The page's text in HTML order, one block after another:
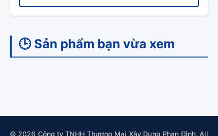
🕒 Sản phẩm bạn vừa xem
© 2026 Công ty TNHH Thương Mại Xây Dựng Phan Đình. All